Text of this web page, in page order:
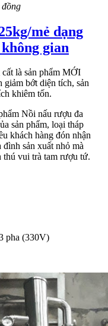
mẻ dạng
gian
là sản phẩm MỚI
bớt diện tích, sản
khiêm tốn.
Nồi nấu rượu đa
sản phẩm, loại tháp
khách hàng đón nhận
sản xuất nhỏ mà
thú vui trà tam rượu tứ.
pha (330V)